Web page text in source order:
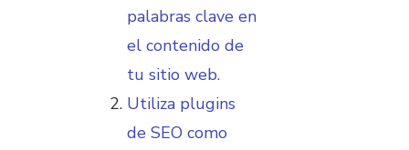
palabras clave en
el contenido de
tu sitio web.
Utiliza plugins
de SEO como